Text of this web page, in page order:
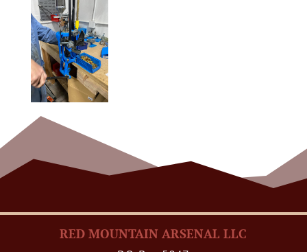
RED MOUNTAIN ARSENAL LLC